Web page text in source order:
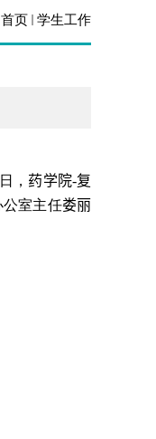
首页 学生工作
日， 药学院-复
公室主任娄丽